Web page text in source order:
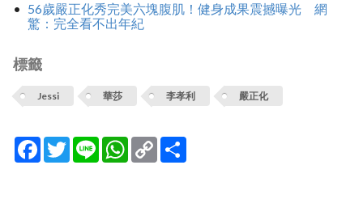
56歲嚴正化秀完美六塊腹肌！健身成果震撼曝光 網
驚：完全看不出年紀
標籤
Jessi 華莎 李孝利 嚴正化
Facebook
TwitterLine WhatsApp
Copy
Link